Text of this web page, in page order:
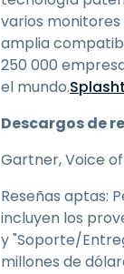
varios
amplia
250 000
el mundo.
Descargos de
Gartner, Voice
Reseñas aptas:
incluyen los
y "Soporte/
millones de